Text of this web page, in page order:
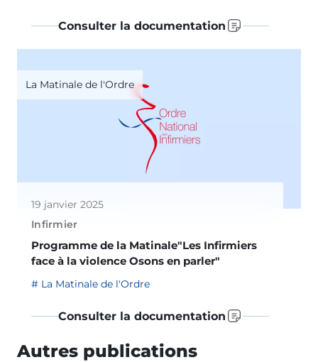
Consulter la documentation
La Matinale de l'Ordre
19 janvier 2025
Infirmier
Programme de la Matinale"Les Infirmiers
face à la violence Osons en parler"
La Matinale de l'Ordre
Consulter la documentation
Autres publications